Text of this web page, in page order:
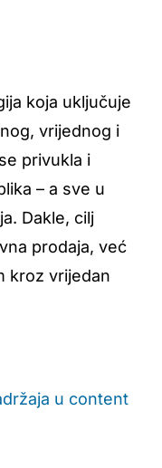
koja uključuje
vrijednog i
privukla i
– a sve u
Dakle, cilj
prodaja, već
kroz vrijedan
u content